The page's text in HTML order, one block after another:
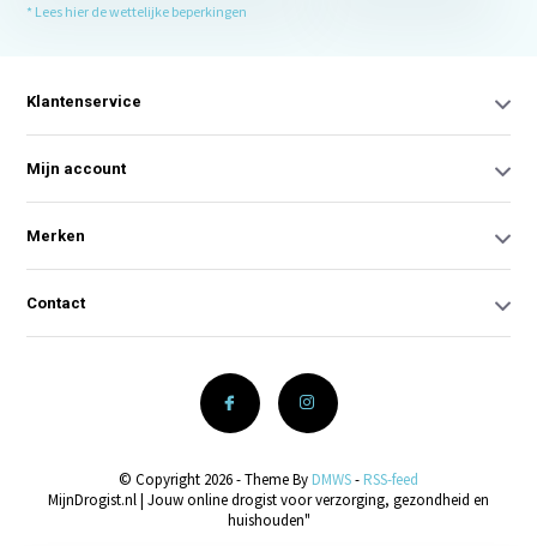
* Lees hier de wettelijke beperkingen
Klantenservice
Mijn account
Merken
Contact
© Copyright 2026 - Theme By DMWS- RSS-feed
MijnDrogist.nl | Jouw online drogist voor verzorging, gezondheid en
huishouden"